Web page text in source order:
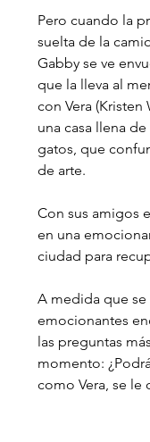
Pero cuando la
suelta de la
Gabby se ve
que la lleva al
con Vera
una casa llena
gatos, que
de arte.
Con sus amigos
en una
ciudad para
A medida que se
emocionantes
las preguntas
momento:
como Vera, se le